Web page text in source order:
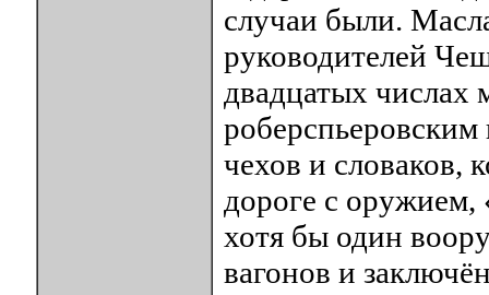
случаи были.
руководителей
двадцатых числах
роберспьеровским
чехов и словаков,
дороге с
хотя бы один
вагонов и